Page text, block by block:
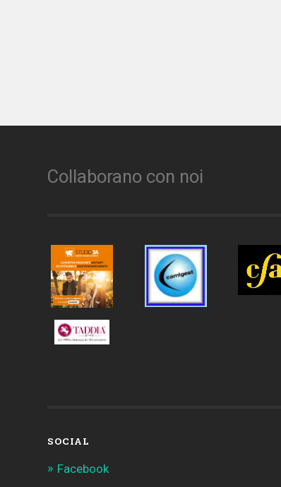
Collaborano con noi
SOCIAL
Facebook